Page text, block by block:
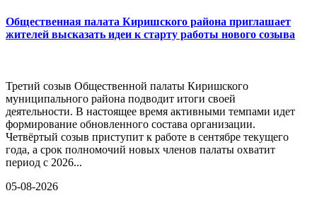
Общественная палата Киришского района приглашает
жителей высказать идеи к старту работы нового созыва
Третий созыв Общественной палаты Киришского
муниципального района подводит итоги своей
деятельности. В настоящее время активными темпами идет
формирование обновленного состава организации.
Четвёртый созыв приступит к работе в сентябре текущего
года, а срок полномочий новых членов палаты охватит
период с 2026...
05-08-2026